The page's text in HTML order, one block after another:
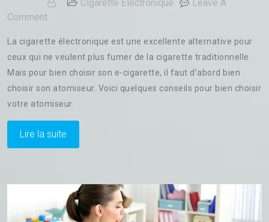
Cigarette Electronique
Leave A
CommentOn
Choisir
Son
Atomiseur
Pour
Cigarette
?
La cigarette électronique est une excellente alternative pour
ceux qui ne veulent plus fumer de la cigarette traditionnelle.
Mais pour bien choisir son e-cigarette, il faut d’abord bien
choisir son atomiseur. Voici quelques conseils pour bien choisir
votre atomiseur.
Lire la suite